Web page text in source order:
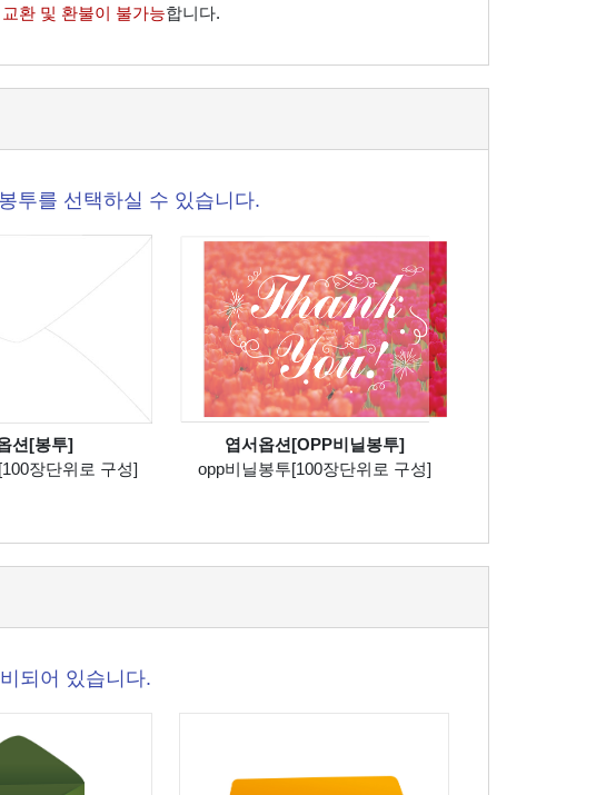
교환 및 환불이 불가능합니다.
투를 선택하실 수 있습니다.
션[봉투]
장단위로 구성]
엽서옵션[OPP비닐봉투]
opp비닐봉투[100장단위로 구성]
되어 있습니다.